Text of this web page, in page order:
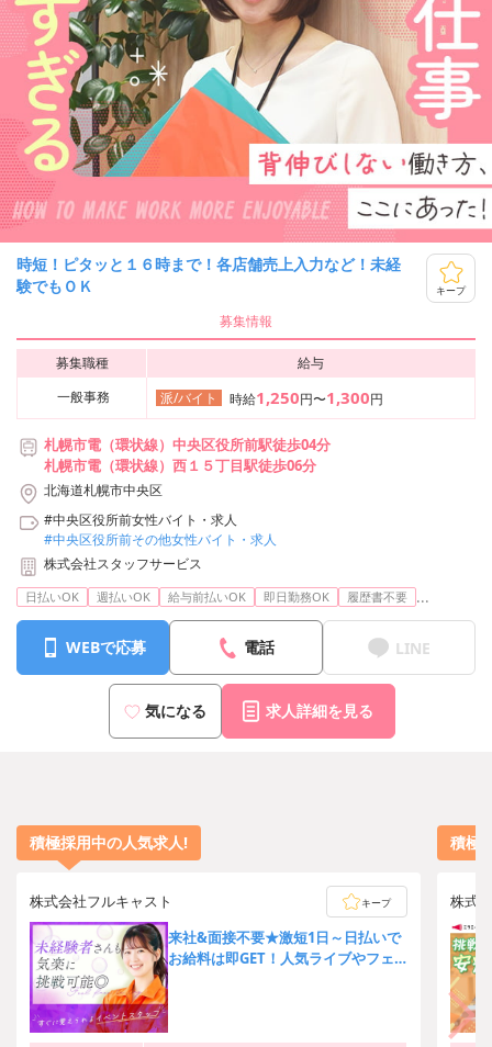
時短！ピタッと１６時まで！各店舗売上入力など！未経
験でもＯＫ
キープ
募集情報
募集職種
給与
一般事務
派/バイト 時給1,250円〜1,300円
札幌市電（環状線）中央区役所前駅徒歩04分
札幌市電（環状線）西１５丁目駅徒歩06分
北海道札幌市中央区
#中央区役所前女性バイト・求人
#中央区役所前その他女性バイト・求人
株式会社スタッフサービス
日払いOK 週払いOK 給与前払いOK 即日勤務OK 履歴書不要 ...
WEBで応募 電話 LINE
気になる 求人詳細を見る
積極採用中の人気求人!
株式会社フルキャスト キープ
来社&面接不要★激短1日～日払いで
お給料は即GET！人気ライブやフェ
スの運営サポート♪
積極
株式